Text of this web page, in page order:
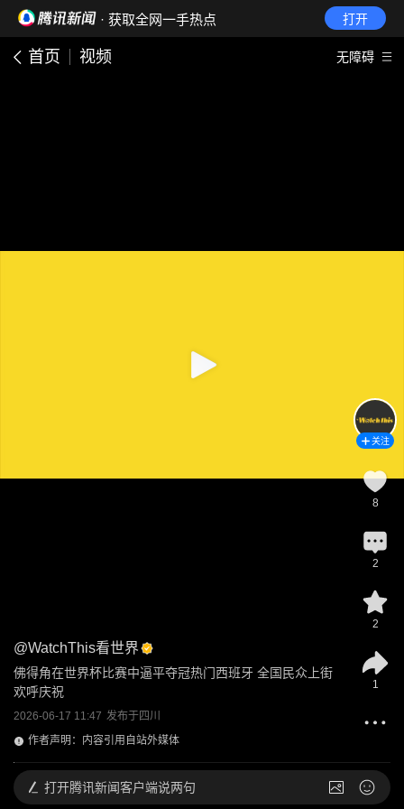
· 获取全网一手热点 打开
首页 视频 无障碍
@WatchThis看世界
佛得角在世界杯比赛中逼平夺冠热门西班牙 全国民众上街
欢呼庆祝
2026-06-17 11:47 发布于四川
作者声明：内容引用自站外媒体
关注
8
2
2
1
打开腾讯新闻客户端说两句